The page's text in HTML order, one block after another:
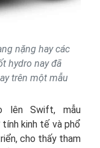
nặng hay các
hydro nay đã
trên một mẫu
lên Swift, mẫu
kinh tế và phổ
cho thấy tham